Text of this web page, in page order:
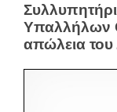
Υπαλλήλων
απώλεια